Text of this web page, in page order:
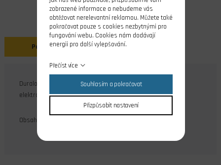
Popis
Duralová přímá spojka pro spojení lodní hřídele s
elektromotorem.
Obsah balení: 1 ks
zobrazené informace a nebudeme vás
obtěžovat nerelevantní reklamou. Můžete také
pokračovat pouze s cookies nezbytnými pro
fungování webu. Cookies nám dodávají
energii pro další vylepšování.
Přečíst více
Souhlasím a pokračovat
Přizpůsobit nastavení